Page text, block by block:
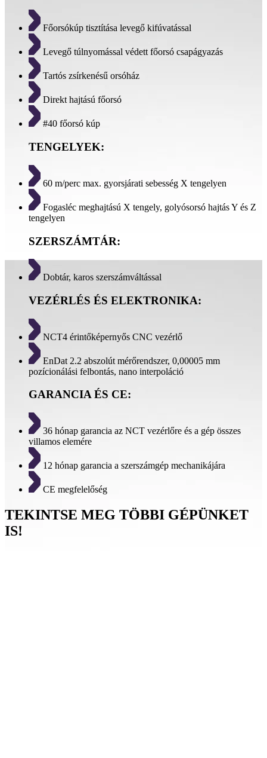
Főorsókúp tisztítása levegő kifúvatással
Levegő túlnyomással védett főorsó csapágyazás
Tartós zsírkenésű orsóház
Direkt hajtású főorsó
#40 főorsó kúp
TENGELYEK:
60 m/perc max. gyorsjárati sebesség X tengelyen
Fogasléc meghajtású X tengely, golyósorsó hajtás Y és Z
tengelyen
SZERSZÁMTÁR:
Dobtár, karos szerszámváltással
VEZÉRLÉS ÉS ELEKTRONIKA:
NCT4 érintőképernyős CNC vezérlő
EnDat 2.2 abszolút mérőrendszer, 0,00005 mm
pozícionálási felbontás, nano interpoláció
GARANCIA ÉS CE:
36 hónap garancia az NCT vezérlőre és a gép összes
villamos elemére
12 hónap garancia a szerszámgép mechanikájára
CE megfelelőség
TEKINTSE MEG TÖBBI GÉPÜNKET
IS!